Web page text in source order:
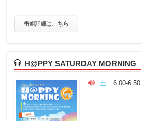
番組詳細はこちら
H@PPY SATURDAY MORNING
土 6:00-6:50